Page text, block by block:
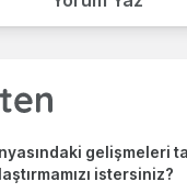
gelişmeleri
istersiniz?